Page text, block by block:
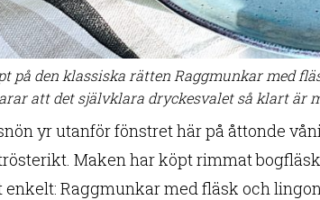
på den klassiska rätten Raggmunkar med
att det självklara dryckesvalet så klart är
yr utanför fönstret här på åttonde
Maken har köpt rimmat
enkelt: Raggmunkar med fläsk och